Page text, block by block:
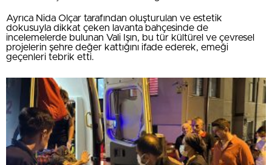
Ayrıca Nida Olçar tarafından oluşturulan ve estetik
dokusuyla dikkat çeken lavanta bahçesinde de
incelemelerde bulunan Vali Işın, bu tür kültürel ve çevresel
projelerin şehre değer kattığını ifade ederek, emeği
geçenleri tebrik etti.